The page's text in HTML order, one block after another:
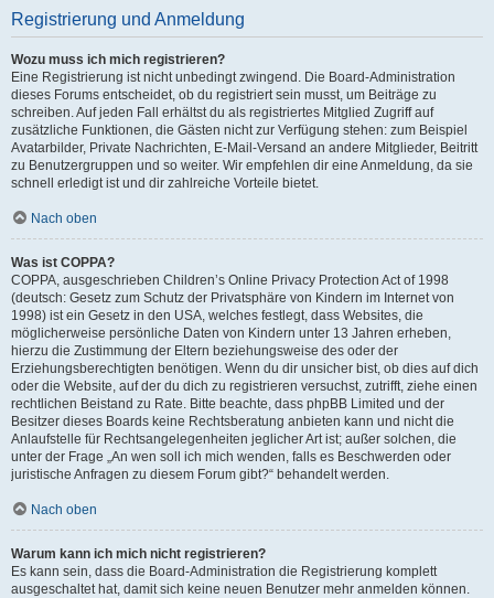
Registrierung und Anmeldung
Wozu muss ich mich registrieren?
Eine Registrierung ist nicht unbedingt zwingend. Die Board-Administration
dieses Forums entscheidet, ob du registriert sein musst, um Beiträge zu
schreiben. Auf jeden Fall erhältst du als registriertes Mitglied Zugriff auf
zusätzliche Funktionen, die Gästen nicht zur Verfügung stehen: zum Beispiel
Avatarbilder, Private Nachrichten, E-Mail-Versand an andere Mitglieder, Beitritt
zu Benutzergruppen und so weiter. Wir empfehlen dir eine Anmeldung, da sie
schnell erledigt ist und dir zahlreiche Vorteile bietet.
Nach oben
Was ist COPPA?
COPPA, ausgeschrieben Children’s Online Privacy Protection Act of 1998
(deutsch: Gesetz zum Schutz der Privatsphäre von Kindern im Internet von
1998) ist ein Gesetz in den USA, welches festlegt, dass Websites, die
möglicherweise persönliche Daten von Kindern unter 13 Jahren erheben,
hierzu die Zustimmung der Eltern beziehungsweise des oder der
Erziehungsberechtigten benötigen. Wenn du dir unsicher bist, ob dies auf dich
oder die Website, auf der du dich zu registrieren versuchst, zutrifft, ziehe einen
rechtlichen Beistand zu Rate. Bitte beachte, dass phpBB Limited und der
Besitzer dieses Boards keine Rechtsberatung anbieten kann und nicht die
Anlaufstelle für Rechtsangelegenheiten jeglicher Art ist; außer solchen, die
unter der Frage „An wen soll ich mich wenden, falls es Beschwerden oder
juristische Anfragen zu diesem Forum gibt?“ behandelt werden.
Nach oben
Warum kann ich mich nicht registrieren?
Es kann sein, dass die Board-Administration die Registrierung komplett
ausgeschaltet hat, damit sich keine neuen Benutzer mehr anmelden können.